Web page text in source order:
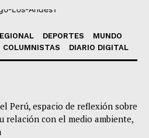
DEPORTES
MUNDO
COLUMNISTAS DIARIO DIGITAL
Perú, espacio de reflexión sobre
relación con el medio ambiente,